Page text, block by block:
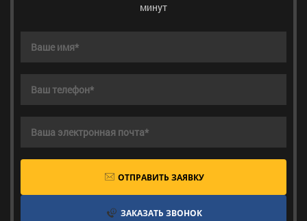
минут
ОТПРАВИТЬ ЗАЯВКУ
ЗАКАЗАТЬ ЗВОНОК